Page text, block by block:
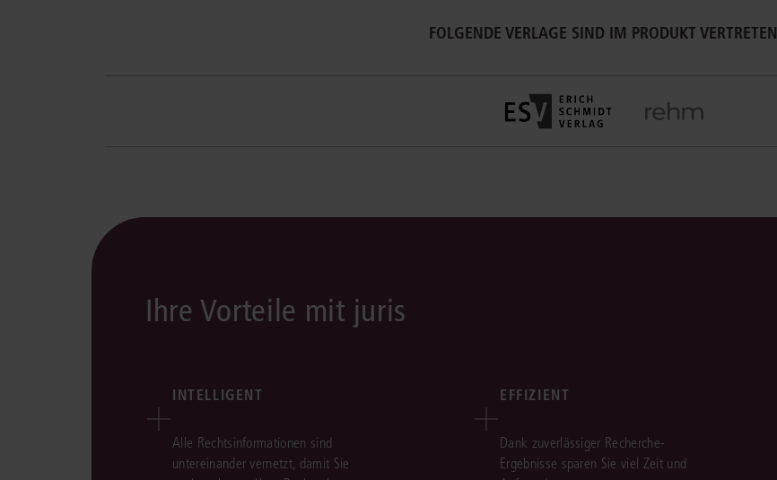
FOLGENDE VERLAGE SIND IM PRODUKT VERTRETEN
Ihre Vorteile mit juris
INTELLIGENT
Alle Rechtsinformationen sind
untereinander vernetzt, damit Sie
EFFIZIENT
Dank zuverlässiger Recherche-
Ergebnisse sparen Sie viel Zeit und